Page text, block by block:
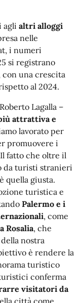
agli altri alloggi
nelle
i numeri
si registrano
con una crescita
al 2024.
Lagalla –
attrattiva e
lavorato per
promuovere i
fatto che oltre il
da turisti stranieri
quella giusta.
turistica e
Palermo e i
, come
Rosalia, che
nostra
è rendere la
turistico
conferma
visitatori da